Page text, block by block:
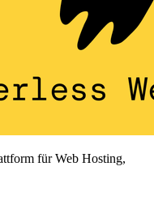
für Web Hosting,